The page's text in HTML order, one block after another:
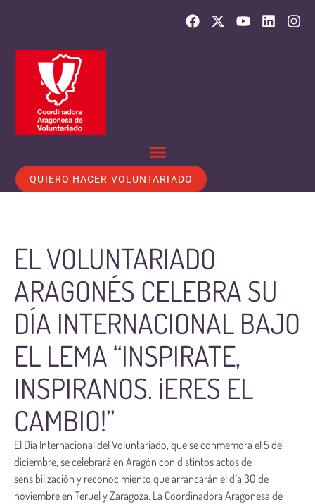
QUIERO HACER VOLUNTARIADO
EL VOLUNTARIADO
ARAGONÉS CELEBRA SU
DÍA INTERNACIONAL BAJO
EL LEMA “INSPIRATE,
INSPIRANOS. ¡ERES EL
CAMBIO!”
El Día Internacional del Voluntariado, que se conmemora el 5 de
diciembre, se celebrará en Aragón con distintos actos de
sensibilización y reconocimiento que arrancarán el día 30 de
noviembre en Teruel y Zaragoza. La Coordinadora Aragonesa de